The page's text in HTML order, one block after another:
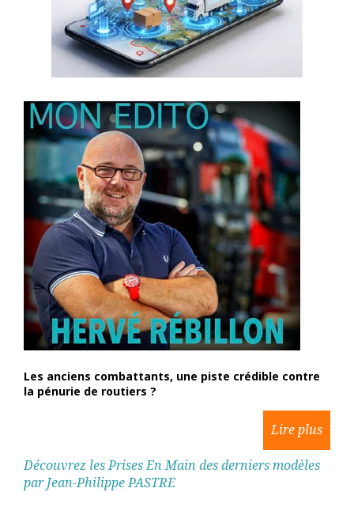
Les anciens combattants, une piste crédible contre
la pénurie de routiers ?
Découvrez les Prises En Main des derniers modèles
par Jean-Philippe PASTRE